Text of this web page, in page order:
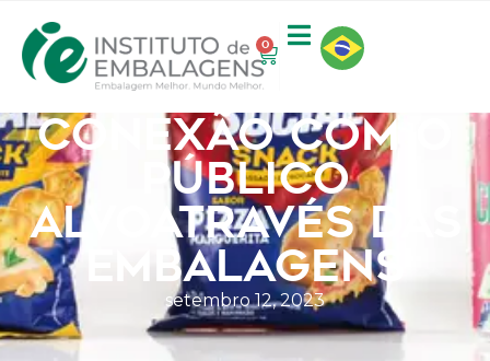
0
CONEXÃO COM O
PÚBLICO
ALVOATRAVÉS DAS
EMBALAGENS
setembro 12, 2023